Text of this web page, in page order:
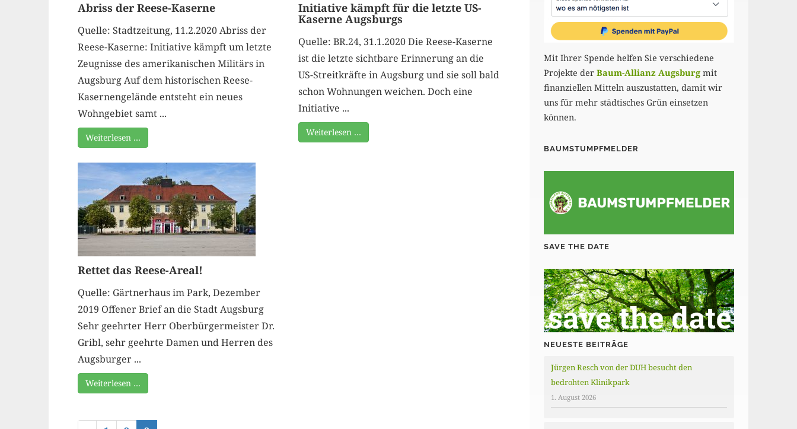
Abriss der Reese-Kaserne
Quelle: Stadtzeitung, 11.2.2020 Abriss der
Reese-Kaserne: Initiative kämpft um letzte
Zeugnisse des amerikanischen Militärs in
Augsburg Auf dem historischen Reese-
Kasernengelände entsteht ein neues
Wohngebiet samt ...
Weiterlesen …
Initiative kämpft für die letzte US-
Kaserne Augsburgs
Quelle: BR.24, 31.1.2020 Die Reese-Kaserne
ist die letzte sichtbare Erinnerung an die
US-Streitkräfte in Augsburg und sie soll bald
schon Wohnungen weichen. Doch eine
Initiative ...
Weiterlesen …
Rettet das Reese-Areal!
Quelle: Gärtnerhaus im Park, Dezember
2019 Offener Brief an die Stadt Augsburg
Sehr geehrter Herr Oberbürgermeister Dr.
Gribl, sehr geehrte Damen und Herren des
Augsburger ...
Weiterlesen …
Mit Ihrer Spende helfen Sie verschiedene
Projekte derBaum-Allianz Augsburg mit
finanziellen Mitteln auszustatten, damit wir
uns für mehr städtisches Grün einsetzen
können.
BAUMSTUMPFMELDER
SAVE THE DATE
NEUESTE BEITRÄGE
Jürgen Resch von der DUH besucht den
bedrohten Klinikpark
1. August 2026